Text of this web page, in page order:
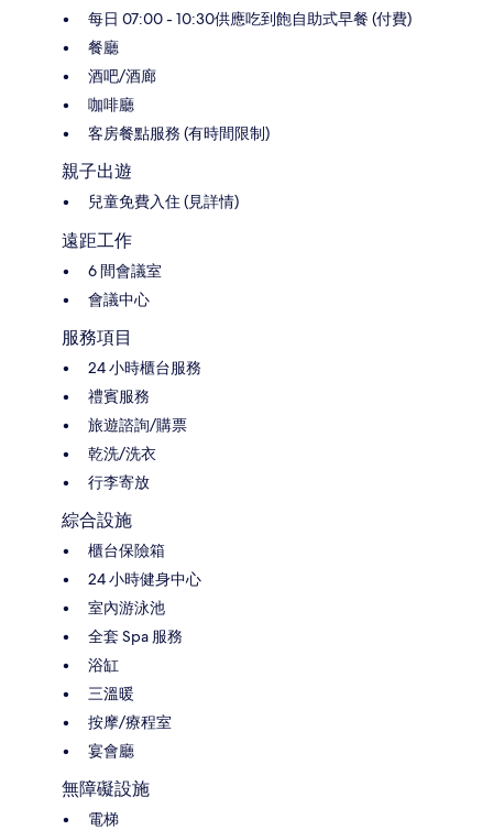
每日 07:00 - 10:30供應吃到飽自助式早餐 (付費)
餐廳
酒吧/酒廊
咖啡廳
客房餐點服務 (有時間限制)
親子出遊
兒童免費入住 (見詳情)
遠距工作
6 間會議室
會議中心
服務項目
24 小時櫃台服務
禮賓服務
旅遊諮詢/購票
乾洗/洗衣
行李寄放
綜合設施
櫃台保險箱
24 小時健身中心
室內游泳池
全套 Spa 服務
浴缸
三溫暖
按摩/療程室
宴會廳
無障礙設施
電梯